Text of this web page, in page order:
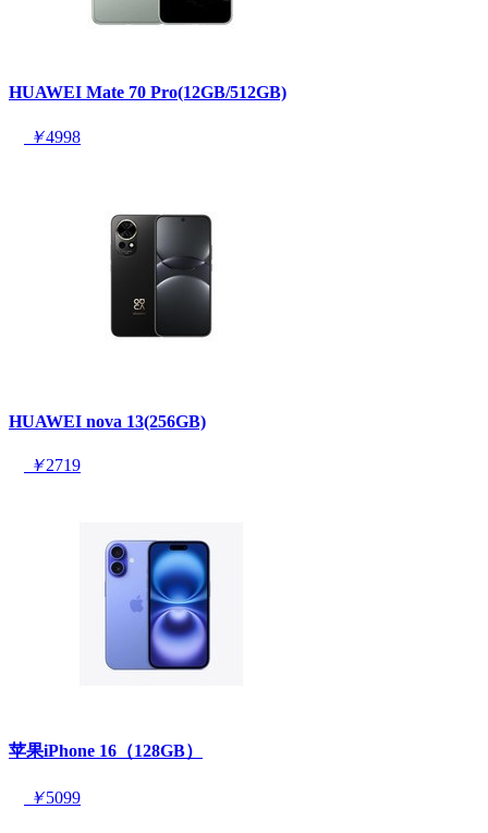
HUAWEI Mate 70 Pro(12GB/512GB)
￥4998
HUAWEI nova 13(256GB)
￥2719
苹果iPhone 16（128GB）
￥5099